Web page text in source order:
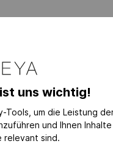
KOLLEKTIONEN
uns wichtig!
Tools, um die Leistung
und Ihnen Inhalte
relevant sind.